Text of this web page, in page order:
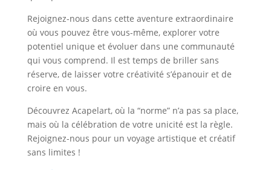
Rejoignez-nous dans cette aventure extraordinaire
où vous pouvez être vous-même, explorer votre
potentiel unique et évoluer dans une communauté
qui vous comprend. Il est temps de briller sans
réserve, de laisser votre créativité s’épanouir et de
croire en vous.
Découvrez Acapelart, où la “norme” n’a pas sa place,
mais où la célébration de votre unicité est la règle.
Rejoignez-nous pour un voyage artistique et créatif
sans limites !